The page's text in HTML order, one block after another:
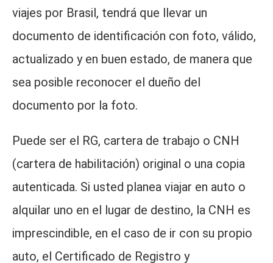
viajes por Brasil, tendrá que llevar un
documento de identificación con foto, válido,
actualizado y en buen estado, de manera que
sea posible reconocer el dueño del
documento por la foto.
Puede ser el RG, cartera de trabajo o CNH
(cartera de habilitación) original o una copia
autenticada. Si usted planea viajar en auto o
alquilar uno en el lugar de destino, la CNH es
imprescindible, en el caso de ir con su propio
auto, el Certificado de Registro y